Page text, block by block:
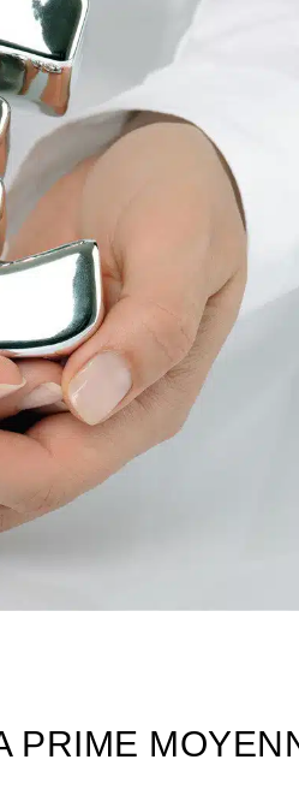
PRIME